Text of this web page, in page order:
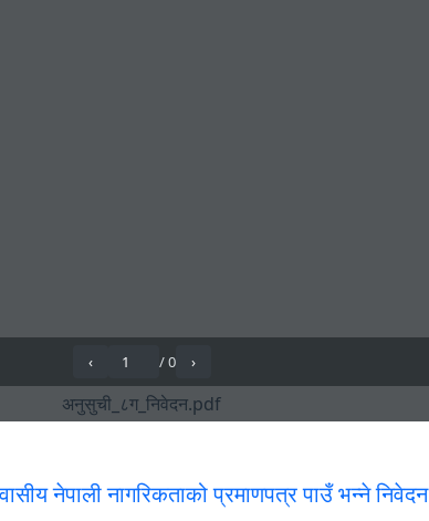
नेपाली नागरिकताको प्रमाणपत्र पाउँ भन्ने निवेदन